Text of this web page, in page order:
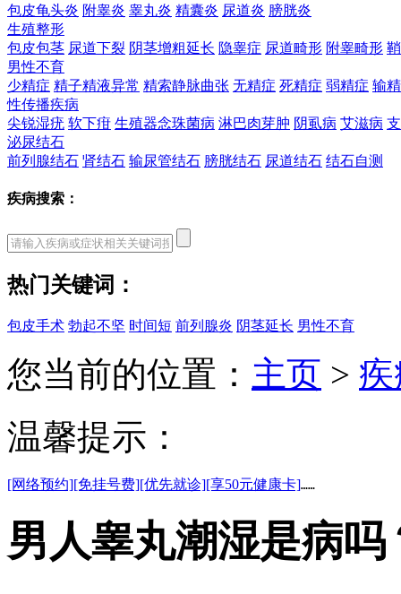
包皮龟头炎 附睾炎 睾丸炎 精囊炎 尿道炎 膀胱炎
生殖整形
包皮包茎 尿道下裂 阴茎增粗延长 隐睾症 尿道畸形 附睾畸形
男性不育
少精症 精子精液异常 精索静脉曲张 无精症 死精症 弱精症 输
性传播疾病
尖锐湿疣 软下疳 生殖器念珠菌病 淋巴肉芽肿 阴虱病 艾滋病
泌尿结石
前列腺结石 肾结石 输尿管结石 膀胱结石 尿道结石 结石自测
疾病搜索：
热门关键词：
包皮手术 勃起不坚 时间短 前列腺炎 阴茎延长 男性不育
您当前的位置： 主页 >
温馨提示：
[网络预约][免挂号费][优先就诊][享50元健康卡]……
男人睾丸潮湿是病